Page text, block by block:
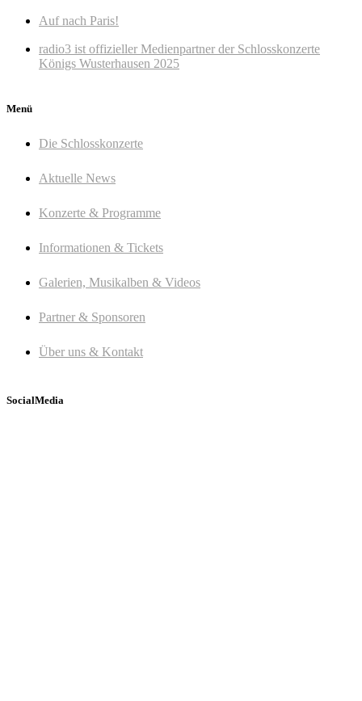
Auf nach Paris!
radio3 ist offizieller Medienpartner der Schlosskonzerte
Königs Wusterhausen 2025
Menü
Die Schlosskonzerte
Aktuelle News
Konzerte & Programme
Informationen & Tickets
Galerien, Musikalben & Videos
Partner & Sponsoren
Über uns & Kontakt
SocialMedia